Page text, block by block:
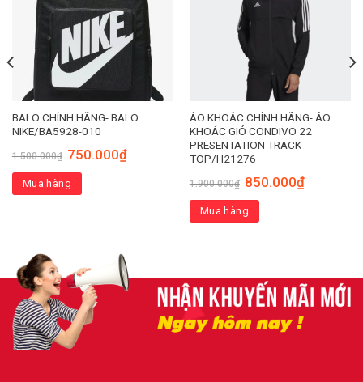
BALO CHÍNH HÃNG- BALO
NIKE/BA5928-010
1.500.000₫ 750.000₫
Mua hàng
ÁO KHOÁC CHÍNH HÃNG- ÁO
KHOÁC GIÓ CONDIVO 22
PRESENTATION TRACK
TOP/H21276
1.900.000₫ 850.000₫
Mua hàng